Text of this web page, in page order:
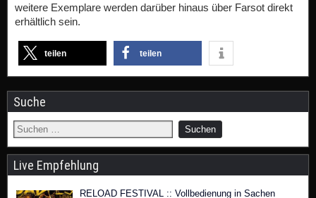
weitere Exemplare werden darüber hinaus über Farsot direkt
erhältlich sein.
teilen teilen
Suche
Live Empfehlung
RELOAD FESTIVAL :: Vollbedienung in Sachen